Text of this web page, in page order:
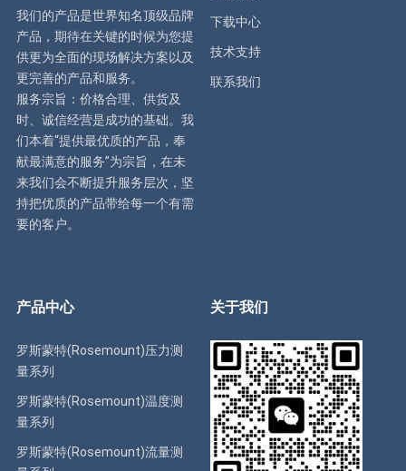
我们的产品是世界知名顶级品牌
产品，期待在关键的时候为您提
供更为全面的现场解决方案以及
更完善的产品和服务。
服务宗旨：价格合理、供货及
时、诚信经营是成功的基础。我
们本着“提供最优质的产品，奉
献最满意的服务”为宗旨，在未
来我们会不断提升服务层次，坚
持把优质的产品带给每一个有需
要的客户。
下载中心
技术支持
联系我们
产品中心
罗斯蒙特(Rosemount)压力测
量系列
罗斯蒙特(Rosemount)温度测
量系列
罗斯蒙特(Rosemount)流量测
关于我们